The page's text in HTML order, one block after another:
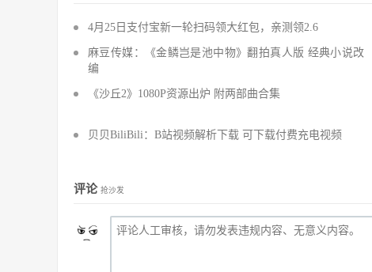
4月25日支付宝新一轮扫码领大红包，亲测领2.6
麻豆传媒：《金鳞岂是池中物》翻拍真人版 经典小说改
编
《沙丘2》1080P资源出炉 附两部曲合集
贝贝BiliBili：B站视频解析下载 可下载付费充电视频
评论 抢沙发